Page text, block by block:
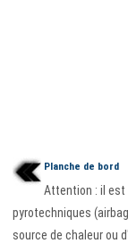
Planche de bord
Attention : il est
pyrotechniques
source de chaleur ou